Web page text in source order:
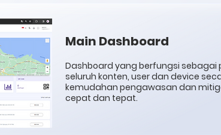
Main Dashboard
Dashboard yang berfungsi sebagai
seluruh konten, user dan device
kemudahan pengawasan dan
cepat dan tepat.